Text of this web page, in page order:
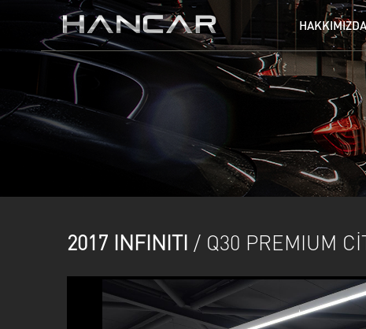
HAKKIMIZDA
AUDI BENTLEY
GMC
HARLEY DAVIDSON
MERCEDES
TOGG
2017 INFINITI / Q30 PREMIUM